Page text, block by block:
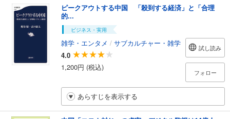
ピークアウトする中国 「殺到する経済」と「合理
的...
ビジネス・実用
雑学・エンタメ / サブカルチャー・雑学
4.0
1,200円 (税込)
試し読み
フォロー
あらすじを表示する